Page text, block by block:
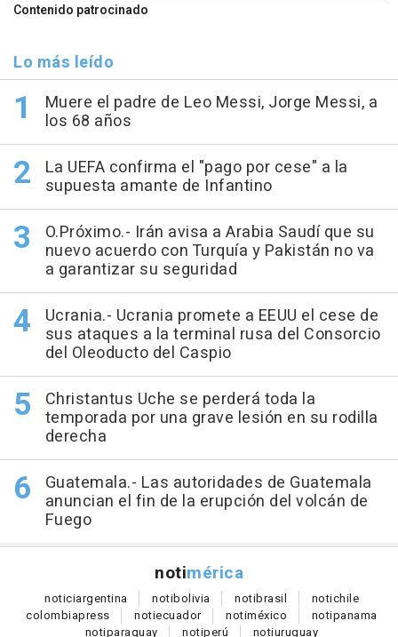
Contenido patrocinado
Lo más leído
Muere el padre de Leo Messi, Jorge Messi, a
los 68 años
La UEFA confirma el "pago por cese" a la
supuesta amante de Infantino
O.Próximo.- Irán avisa a Arabia Saudí que su
nuevo acuerdo con Turquía y Pakistán no va
a garantizar su seguridad
Ucrania.- Ucrania promete a EEUU el cese de
sus ataques a la terminal rusa del Consorcio
del Oleoducto del Caspio
Christantus Uche se perderá toda la
temporada por una grave lesión en su rodilla
derecha
Guatemala.- Las autoridades de Guatemala
anuncian el fin de la erupción del volcán de
Fuego
notimérica
noticiargentina notibolivia notibrasil notichile
colombiapress notiecuador notiméxico notipanama
notiparaguay notiperú notiuruguay